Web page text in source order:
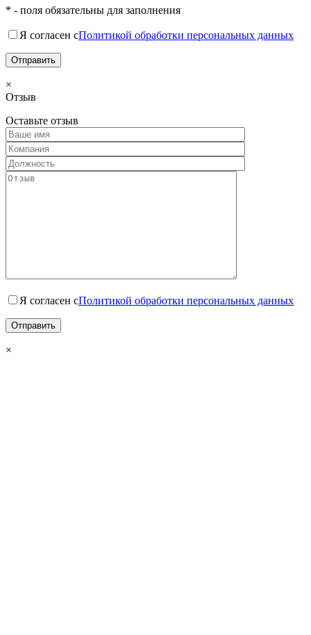
* - поля обязательны для заполнения
Я согласен сПолитикой обработки персональных данных
×
Отзыв
Оставьте отзыв
Я согласен сПолитикой обработки персональных данных
×